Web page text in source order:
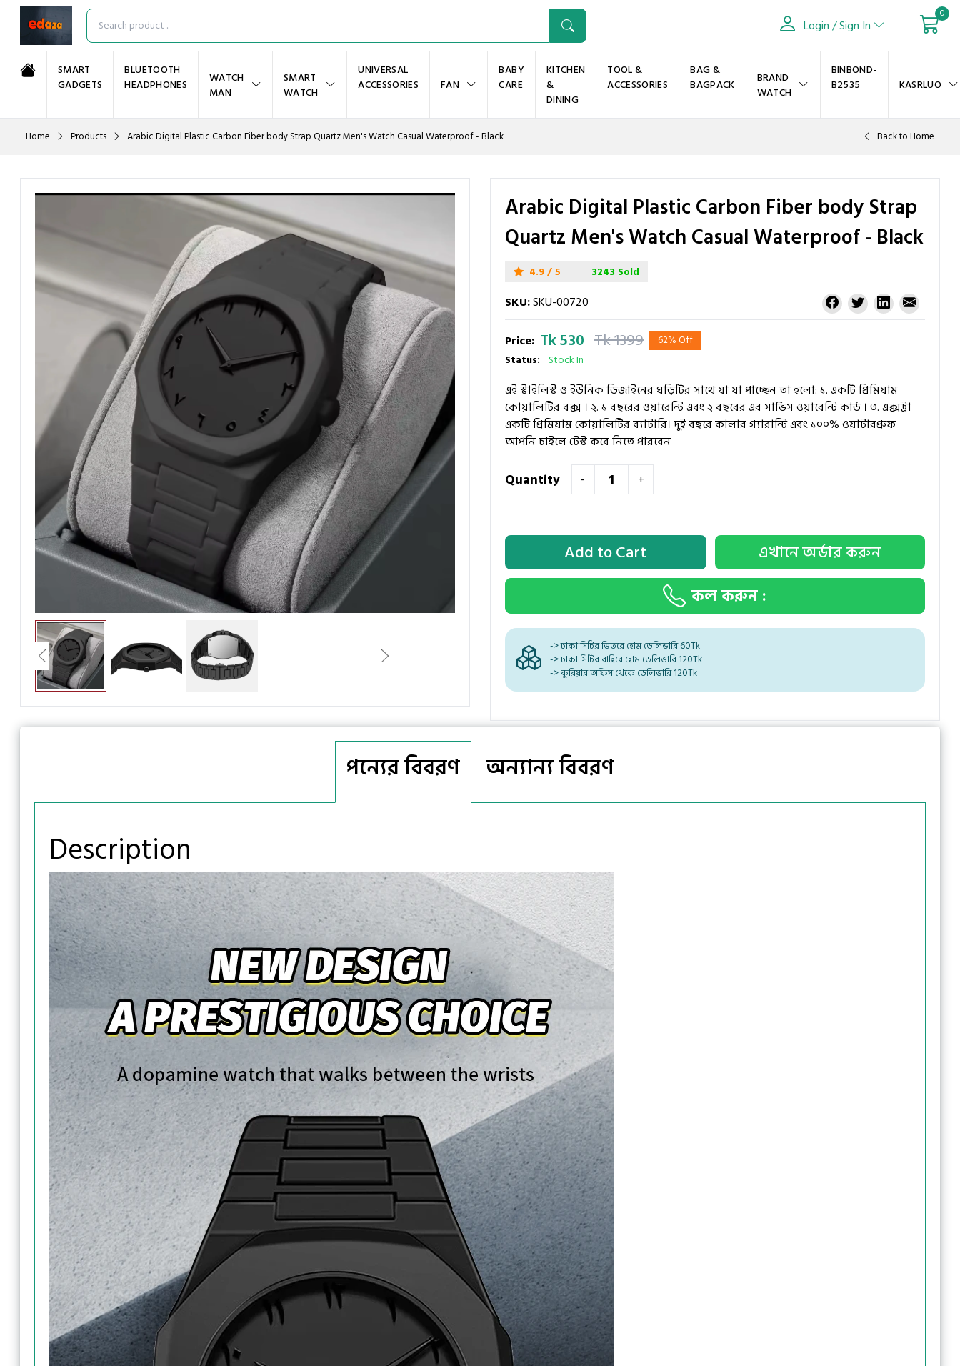
Login / Sign In
0
SMART
GADGETS
BLUETOOTH
HEADPHONES
WATCH
MAN
SMART
WATCH
UNIVERSAL
ACCESSORIES
FAN
BABY
CARE
KITCHEN
&
DINING
TOOL &
ACCESSORIES
BAG &
BAGPACK
BRAND
WATCH
BINBOND-
B2535
KASRLUO
Home Products Arabic Digital Plastic Carbon Fiber body Strap Quartz Men's Watch Casual Waterproof - Black Back to Home
Arabic Digital Plastic Carbon Fiber body Strap
Quartz Men's Watch Casual Waterproof - Black
4.9 / 5 3243 Sold
SKU:SKU-00720
Price: Tk 530 Tk 1399 62% Off
Status: Stock In
এই স্টাইলিস্ট ও ইউনিক ডিজাইনের ঘড়িটির সাথে যা যা পাচ্ছেন তা হলো: ১. একটি প্রিমিয়াম
কোয়ালিটির বক্স । ২. ১ বছরের ওয়ারেন্টি এবং ২ বছরের এর সার্ভিস ওয়ারেন্টি কার্ড । ৩. এক্সট্রা
একটি প্রিমিয়াম কোয়ালিটির ব্যাটারি। দুই বছরে কালার গ্যারান্টি এবং ১০০% ওয়াটারপ্রুফ
আপনি চাইলে টেস্ট করে নিতে পারবেন
Quantity - +
Add to Cart
এখানে অর্ডার করুন
কল করুন :
-> ঢাকা সিটির ভিতরে হোম ডেলিভারি 60Tk
-> ঢাকা সিটির বাহিরে হোম ডেলিভারি 120Tk
-> কুরিয়ার অফিস থেকে ডেলিভারি 120Tk
পন্যের বিবরণ অন্যান্য বিবরণ
Description